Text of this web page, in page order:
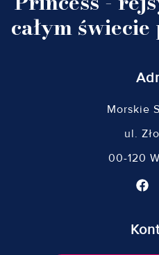
całym
Morskie
ul.
00-120